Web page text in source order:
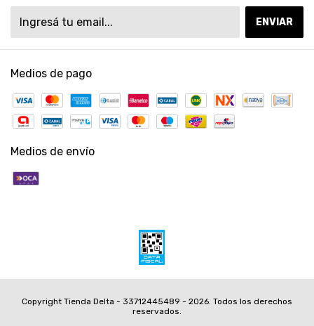
Medios de pago
Medios de envío
Copyright Tienda Delta - 33712445489 - 2026. Todos los derechos
reservados.